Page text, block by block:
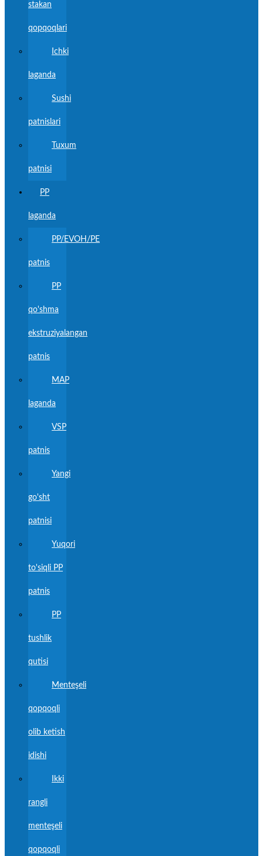
stakan
qopqoqlari
Ichki
laganda
Sushi
patnislari
Tuxum
patnisi
PP
laganda
PP/EVOH/PE
patnis
PP
qo'shma
ekstruziyalangan
patnis
MAP
laganda
VSP
patnis
Yangi
go'sht
patnisi
Yuqori
to'siqli PP
patnis
PP
tushlik
qutisi
Menteşeli
qopqoqli
olib ketish
idishi
Ikki
rangli
menteşeli
qopqoqli